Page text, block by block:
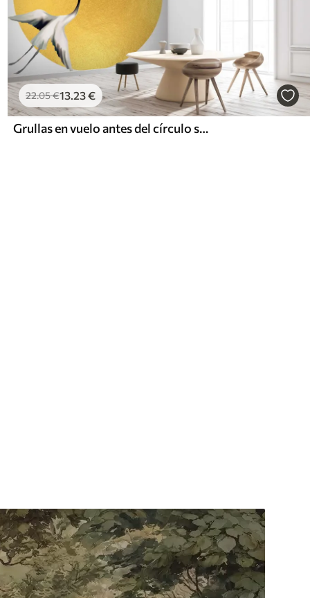
22.05€13.23€
Grullas en vuelo antes del círculo solar